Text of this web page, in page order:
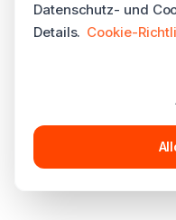
Datenschutz- und
Details. Cookie-